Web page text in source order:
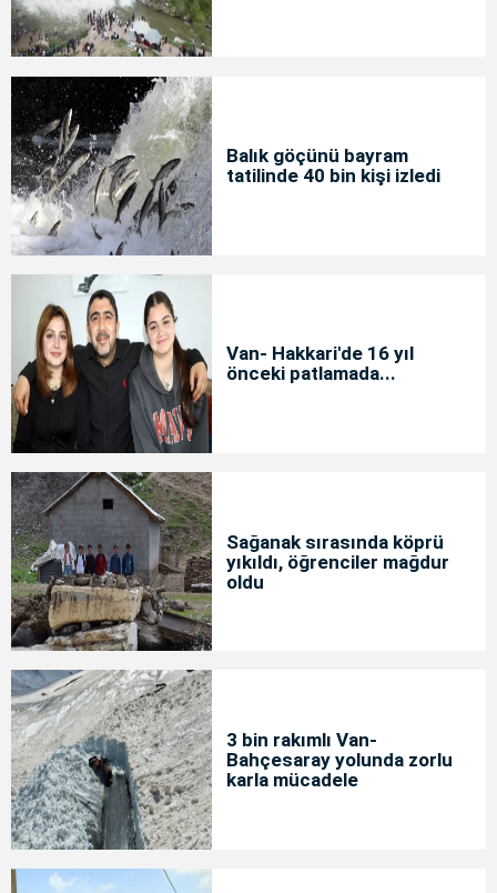
Balık göçünü bayram
tatilinde 40 bin kişi izledi
Van- Hakkari'de 16 yıl
önceki patlamada...
Sağanak sırasında köprü
yıkıldı, öğrenciler mağdur
oldu
3 bin rakımlı Van-
Bahçesaray yolunda zorlu
karla mücadele